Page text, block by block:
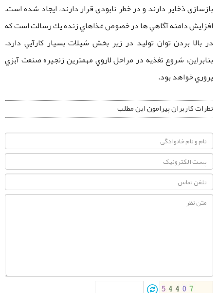
بازسازی ذخایر دارند و در خطر نابودی قرار دارند، ايجاد شده است.
افزايش دامنه آگاهي ها در خصوص غذاهاي زنده يك رسالت است كه
در بالا بردن توان توليد در زير بخش شيلات بسيار كارآيي دارد.
بنابراين، شروع تغذيه در مراحل لاروي مهمترين زنجيره صنعت آبزي
پروري خواهد بود.
نظرات کاربران پیرامون این مطلب